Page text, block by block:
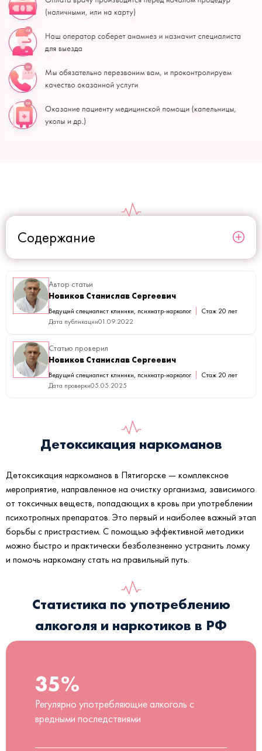
Содержание
Автор статьи
Новиков Станислав Сергеевич
Ведущий специалист клиники, психиатр-нарколог
Стаж 20 лет
Дата публикации01.09.2022
Статью проверил
Новиков Станислав Сергеевич
Ведущий специалист клиники, психиатр-нарколог
Стаж 20 лет
Дата проверки05.05.2025
Детоксикация наркоманов
Детоксикация наркоманов в Пятигорске — комплексное
мероприятие, направленное на очистку организма, зависимого
от токсичных веществ, попадающих в кровь при употреблении
психотропных препаратов. Это первый и наиболее важный этап
борьбы с пристрастием. С помощью эффективной методики
можно быстро и практически безболезненно устранить ломку
и помочь наркоману стать на правильный путь.
Статистика по употреблению
алкоголя и наркотиков в РФ
35%
Регулярно употребляющие алкоголь с
вредными последствиями